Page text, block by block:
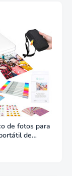
de fotos para
de
vídeos
(blanca)